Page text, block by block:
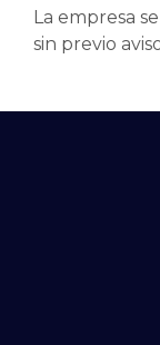
La empresa
sin previo